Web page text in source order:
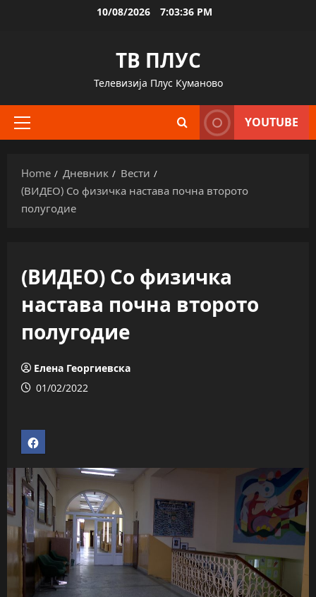
10/08/2026 7:03:37 PM
ТВ ПЛУС
Телевизија Плус Куманово
Primary
YOUTUBE
Home Дневник
Вести
(ВИДЕО) Со физичка настава почна второто
полугодие
(ВИДЕО) Со физичка
настава почна второто
полугодие
Елена Георгиевска
01/02/2022